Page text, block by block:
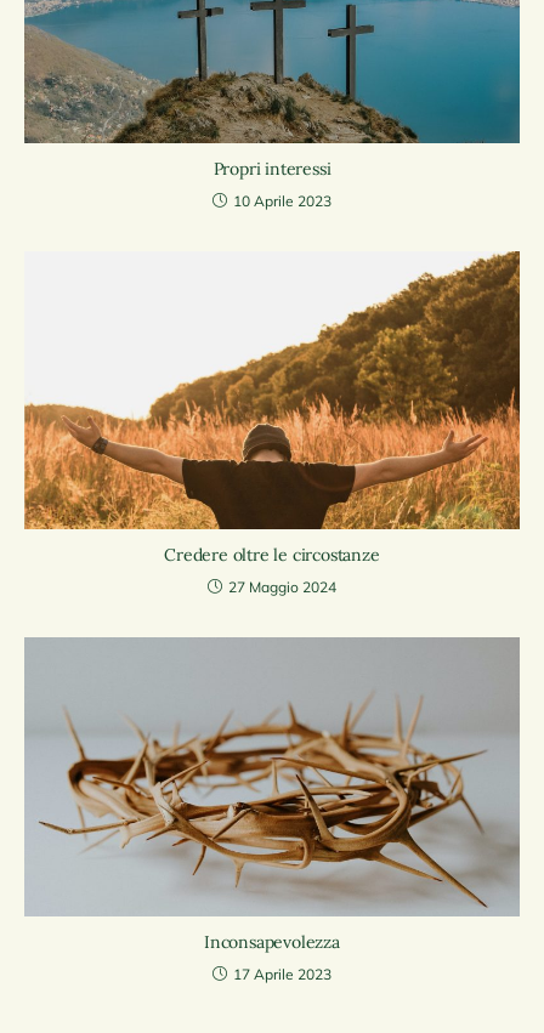
Propri interessi
10 Aprile 2023
Credere oltre le circostanze
27 Maggio 2024
Inconsapevolezza
17 Aprile 2023